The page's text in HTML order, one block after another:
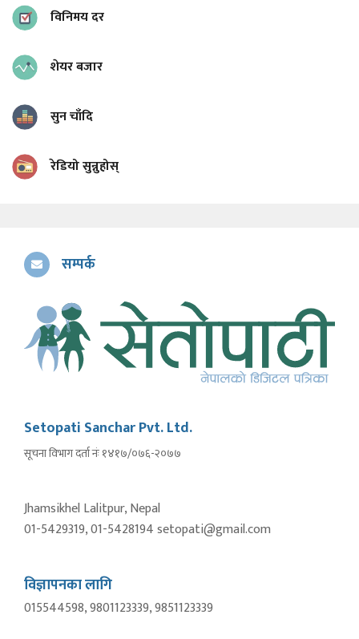
विनिमय दर
शेयर बजार
सुन चाँदि
रेडियो सुन्नुहोस्
सम्पर्क
Setopati Sanchar Pvt. Ltd.
सूचना विभाग दर्ता नंः १४१७/०७६-२०७७
Jhamsikhel Lalitpur, Nepal
01-5429319, 01-5428194 setopati@gmail.com
विज्ञापनका लागि
015544598, 9801123339, 9851123339